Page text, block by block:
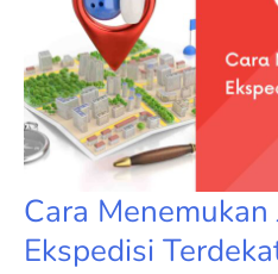
Cara Menemukan
Ekspedisi
Ekspedisi
Terdekat